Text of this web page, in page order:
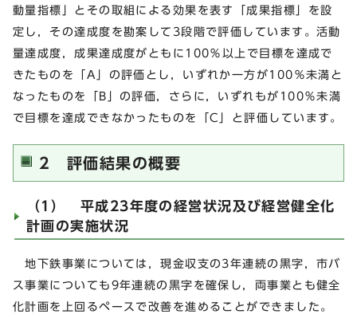
動量指標」とその取組による効果を表す「成果指標」を設
定し，その達成度を勘案して3段階で評価しています。活動
量達成度，成果達成度がともに100％以上で目標を達成で
きたものを「A」の評価とし，いずれか一方が100％未満と
なったものを「B」の評価，さらに，いずれもが100％未満
で目標を達成できなかったものを「C」と評価しています。
2 評価結果の概要
（1） 平成23年度の経営状況及び経営健全化
計画の実施状況
地下鉄事業については，現金収支の3年連続の黒字，市バ
ス事業についても9年連続の黒字を確保し，両事業とも健全
化計画を上回るペースで改善を進めることができました。